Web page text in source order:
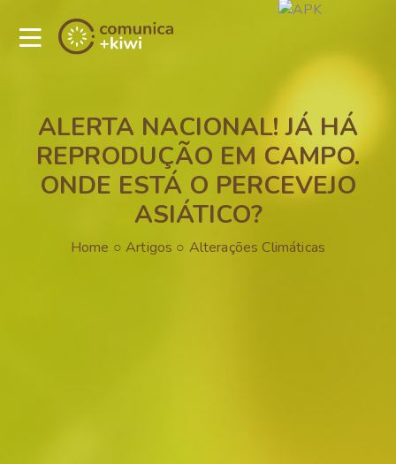
ALERTA NACIONAL! JÁ HÁ
REPRODUÇÃO EM CAMPO.
ONDE ESTÁ O PERCEVEJO
ASIÁTICO?
Home ○Artigos ○ Alterações Climáticas